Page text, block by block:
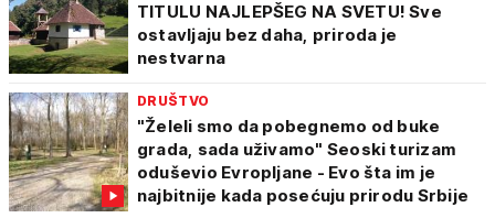
TITULU NAJLEPŠEG NA SVETU! Sve
ostavljaju bez daha, priroda je
nestvarna
DRUŠTVO
"Želeli smo da pobegnemo od buke
grada, sada uživamo" Seoski turizam
oduševio Evropljane - Evo šta im je
najbitnije kada posećuju prirodu Srbije